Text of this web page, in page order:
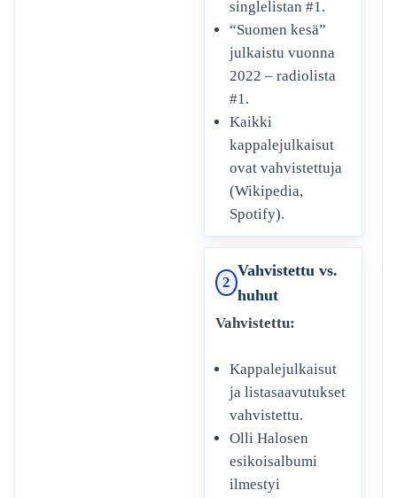
singlelistan #1.
“Suomen kesä”
julkaistu vuonna
2022 – radiolista
#1.
Kaikki
kappalejulkaisut
ovat vahvistettuja
(Wikipedia,
Spotify).
2
Vahvistettu vs.
huhut
Vahvistettu:
Kappalejulkaisut
ja listasaavutukset
vahvistettu.
Olli Halosen
esikoisalbumi
ilmestyi